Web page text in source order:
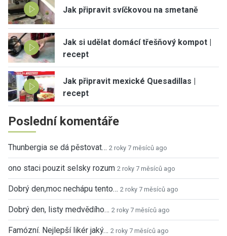
Jak připravit svíčkovou na smetaně
Jak si udělat domácí třešňový kompot |
recept
Jak připravit mexické Quesadillas |
recept
Poslední komentáře
Thunbergia se dá pěstovat… 2 roky 7 měsíců ago
ono staci pouzit selsky rozum 2 roky 7 měsíců ago
Dobrý den,moc nechápu tento… 2 roky 7 měsíců ago
Dobrý den, listy medvědího… 2 roky 7 měsíců ago
Famózní. Nejlepší likér jaký… 2 roky 7 měsíců ago